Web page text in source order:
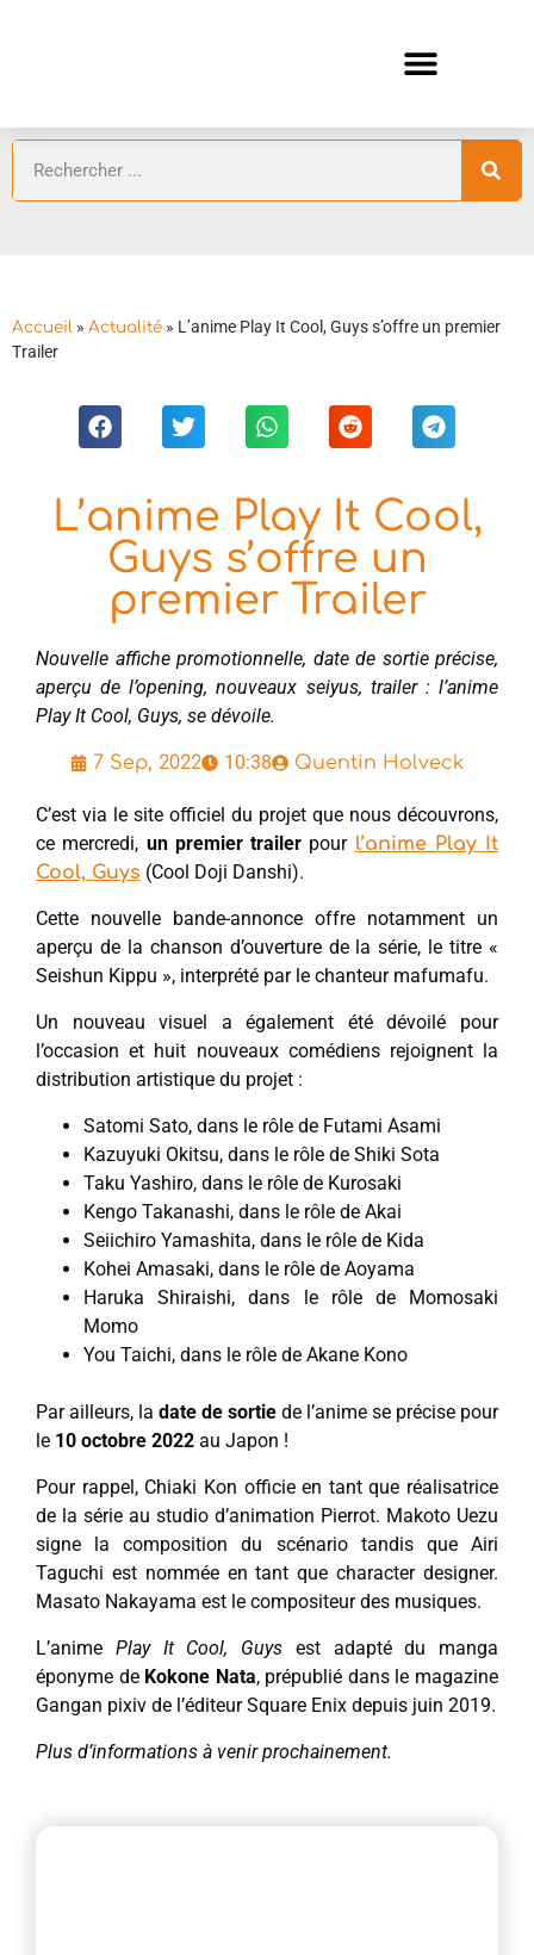
Accueil » Actualité » L’anime Play It Cool, Guys s’offre un premier
Trailer
L’anime Play It Cool,
Guys s’offre un
premier Trailer
Nouvelle affiche promotionnelle, date de sortie précise,
aperçu de l’opening, nouveaux seiyus, trailer : l’anime
Play It Cool, Guys, se dévoile.
7 Sep, 2022 10:38 Quentin Holveck
C’est via le site officiel du projet que nous découvrons,
ce mercredi, un premier trailer pour l’anime Play It
Cool, Guys (Cool Doji Danshi).
Cette nouvelle bande-annonce offre notamment un
aperçu de la chanson d’ouverture de la série, le titre «
Seishun Kippu », interprété par le chanteur mafumafu.
Un nouveau visuel a également été dévoilé pour
l’occasion et huit nouveaux comédiens rejoignent la
distribution artistique du projet :
Satomi Sato, dans le rôle de Futami Asami
Kazuyuki Okitsu, dans le rôle de Shiki Sota
Taku Yashiro, dans le rôle de Kurosaki
Kengo Takanashi, dans le rôle de Akai
Seiichiro Yamashita, dans le rôle de Kida
Kohei Amasaki, dans le rôle de Aoyama
Haruka Shiraishi, dans le rôle de Momosaki
Momo
You Taichi, dans le rôle de Akane Kono
Par ailleurs, la date de sortie de l’anime se précise pour
le 10 octobre 2022 au Japon !
Pour rappel, Chiaki Kon officie en tant que réalisatrice
de la série au studio d’animation Pierrot. Makoto Uezu
signe la composition du scénario tandis que Airi
Taguchi est nommée en tant que character designer.
Masato Nakayama est le compositeur des musiques.
L’anime Play It Cool, Guys est adapté du manga
éponyme de Kokone Nata, prépublié dans le magazine
Gangan pixiv de l’éditeur Square Enix depuis juin 2019.
Plus d’informations à venir prochainement.